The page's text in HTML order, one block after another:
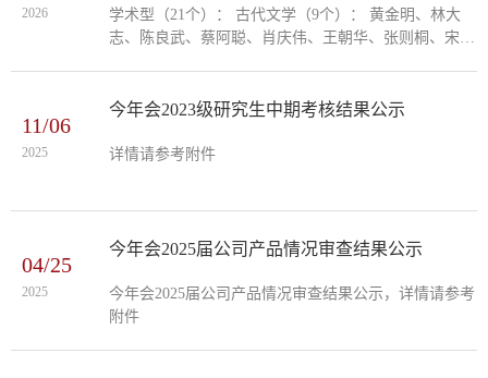
2026
学术型（21个）： 古代文学（9个）： 黄金明、林大
志、陈良武、蔡阿聪、肖庆伟、王朝华、张则桐、宋巧
徐纪阳...
11/06
2025
今年会2023级研究生中期考核结果公示
详情请参考附件
04/25
2025
今年会2025届公司产品情况审查结果公示
今年会2025届公司产品情况审查结果公示，详情请参考
附件